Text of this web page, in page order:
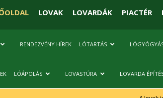
LOVAK LOVARDÁK PIACTÉR
RENDEZVÉNY HÍREK LÓTARTÁS
LÓÁPOLÁS LOVASTÚRA LOVARDA